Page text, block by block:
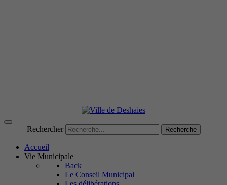
Rechercher Recherche
Accueil
Vie Municipale
Back
Le Conseil Municipal